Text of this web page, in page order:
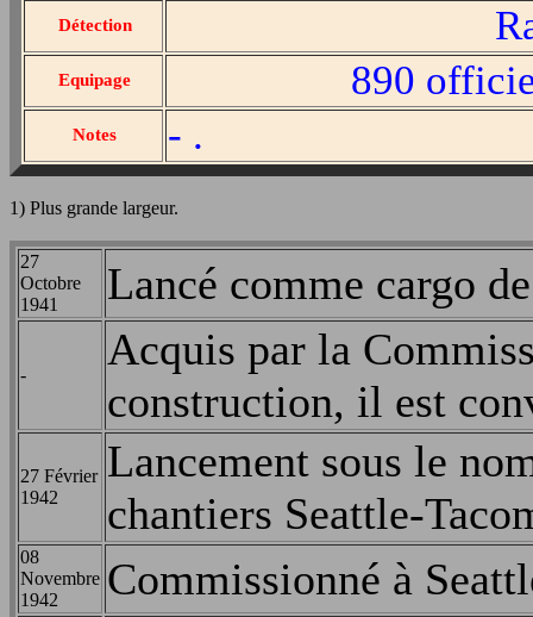
Détection
Equipage 890
Notes - .
1) Plus grande largeur.
27
Octobre
1941
Lancé comme cargo
-
Acquis par la
construction, il est
27 Février
1942
Lancement sous le
chantiers Seattle-
08
Novembre
1942
Commissionné à